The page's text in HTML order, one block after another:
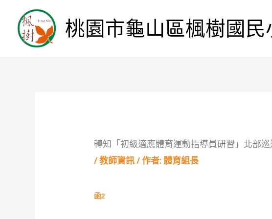
桃園市龜山區楓樹國民
轉知「初級適應體育運動指導員研習」北部
/教師資訊/ 作者: 體育組長
函2